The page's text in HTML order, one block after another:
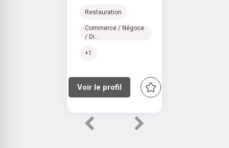
Previous
Restauration
Commerce / Négoce
/ Di...
+1
Voir le profil
Next